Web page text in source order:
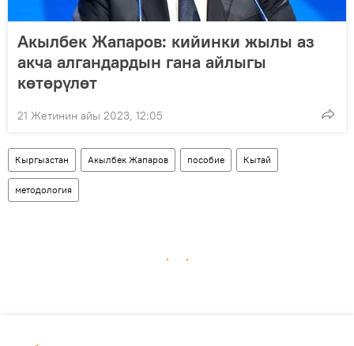
Акылбек Жапаров: кийинки жылы аз
акча алгандардын гана айлыгы
көтөрүлөт
21 Жетинин айы 2023, 12:05
Кыргызстан Акылбек Жапаров пособие Кытай
методология